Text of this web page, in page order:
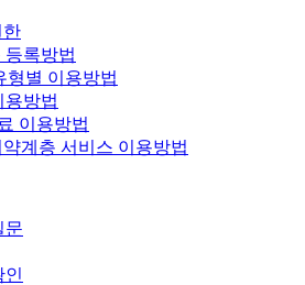
한
등록방법
형별 이용방법
용방법
이용방법
계층 서비스 이용방법
문
인